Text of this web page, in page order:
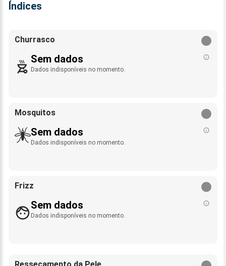
Índices
Churrasco
Sem dados
Dados indisponíveis no momento.
Mosquitos
Sem dados
Dados indisponíveis no momento.
Frizz
Sem dados
Dados indisponíveis no momento.